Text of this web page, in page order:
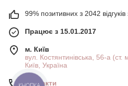
99% позитивних з 2042 відгуків
Працює з 15.01.2017
м. Київ
вул. Костянтинівська, 56-а
Київ, Україна
Контакти